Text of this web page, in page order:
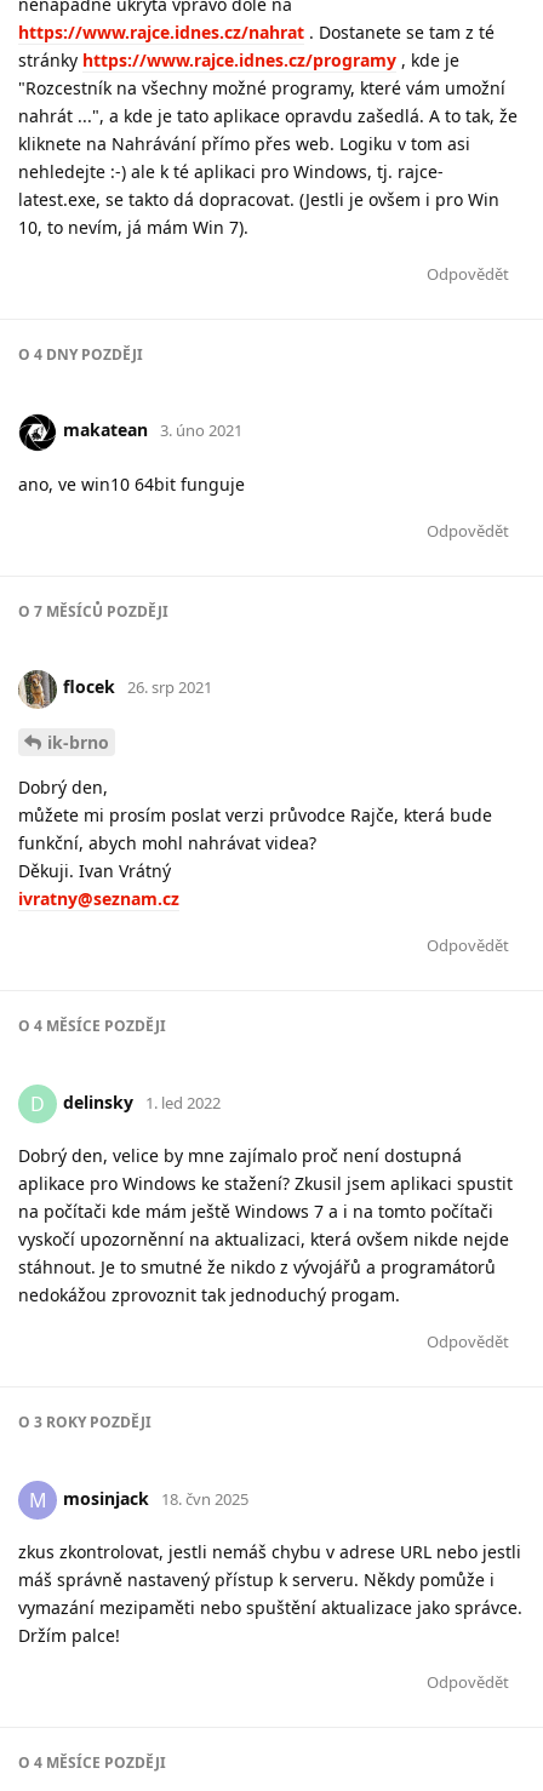
https://www.rajce.idnes.cz/nahrat . Dostanete se tam z té
stránky https://www.rajce.idnes.cz/programy , kde je
"Rozcestník na všechny možné programy, které vám umožní
nahrát ...", a kde je tato aplikace opravdu zašedlá. A to tak, že
kliknete na Nahrávání přímo přes web. Logiku v tom asi
nehledejte :-) ale k té aplikaci pro Windows, tj. rajce-
latest.exe, se takto dá dopracovat. (Jestli je ovšem i pro Win
10, to nevím, já mám Win 7).
Odpovědět
O 4 DNYPOZDĚJI
makatean 3. úno 2021
ano, ve win10 64bit funguje
Odpovědět
O 7 MĚSÍCŮ POZDĚJI
flocek 26. srp 2021
ik-brno
Dobrý den,
můžete mi prosím poslat verzi průvodce Rajče, která bude
funkční, abych mohl nahrávat videa?
Děkuji. Ivan Vrátný
ivratny@seznam.cz
Odpovědět
O 4 MĚSÍCE POZDĚJI
D delinsky 1. led 2022
Dobrý den, velice by mne zajímalo proč není dostupná
aplikace pro Windows ke stažení? Zkusil jsem aplikaci spustit
na počítači kde mám ještě Windows 7 a i na tomto počítači
vyskočí upozorněnní na aktualizaci, která ovšem nikde nejde
stáhnout. Je to smutné že nikdo z vývojářů a programátorů
nedokážou zprovoznit tak jednoduchý progam.
Odpovědět
O 3 ROKYPOZDĚJI
M mosinjack 18. čvn 2025
zkus zkontrolovat, jestli nemáš chybu v adrese URL nebo jestli
máš správně nastavený přístup k serveru. Někdy pomůže i
vymazání mezipaměti nebo spuštění aktualizace jako správce.
Držím palce!
Odpovědět
O 4 MĚSÍCE POZDĚJI